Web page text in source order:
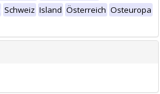
Schweiz Island Österreich Osteuropa